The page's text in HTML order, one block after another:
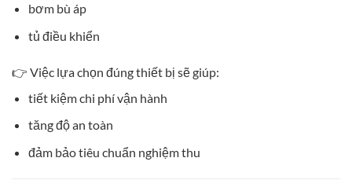
bơm bù áp
tủ điều khiển
👉 Việc lựa chọn đúng thiết bị sẽ giúp:
tiết kiệm chi phí vận hành
tăng độ an toàn
đảm bảo tiêu chuẩn nghiệm thu